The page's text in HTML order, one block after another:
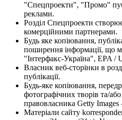
"Спецпроекти", "Промо"
реклами.
Розділ Спецпроекти
комерційними партнерами.
Будь яке копіювання,
поширення інформації, що
"Інтерфакс-Україна", EPA /
Власник веб-сторінки в
публікації.
Будь-яке копіювання,
фотографічних творів та/або
правовласника Getty Images
Матеріали сайту